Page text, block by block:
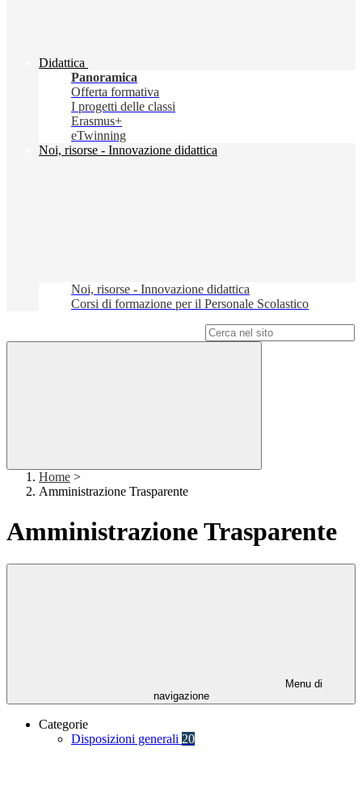
Didattica
Panoramica
Offerta formativa
I progetti delle classi
Erasmus+
eTwinning
Noi, risorse - Innovazione didattica
Noi, risorse - Innovazione didattica
Corsi di formazione per il Personale Scolastico
Home >
Amministrazione Trasparente
Amministrazione Trasparente
Menu di
navigazione
Categorie
Disposizioni generali 20